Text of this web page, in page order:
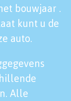
bouwjaar .
kunt u de
auto.
Alle